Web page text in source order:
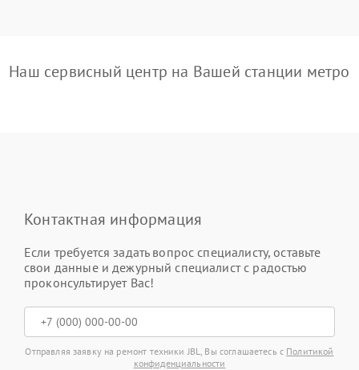
Наш сервисный центр на Вашей станции метро
Контактная информация
Если требуется задать вопрос специалисту, оставьте
свои данные и дежурный специалист с радостью
проконсультирует Вас!
Отправляя заявку на ремонт техники JBL, Вы соглашаетесь с Политикой
конфиденциальности